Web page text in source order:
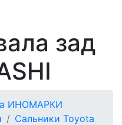
зад
ИНОМАРКИ
Сальники Toyota